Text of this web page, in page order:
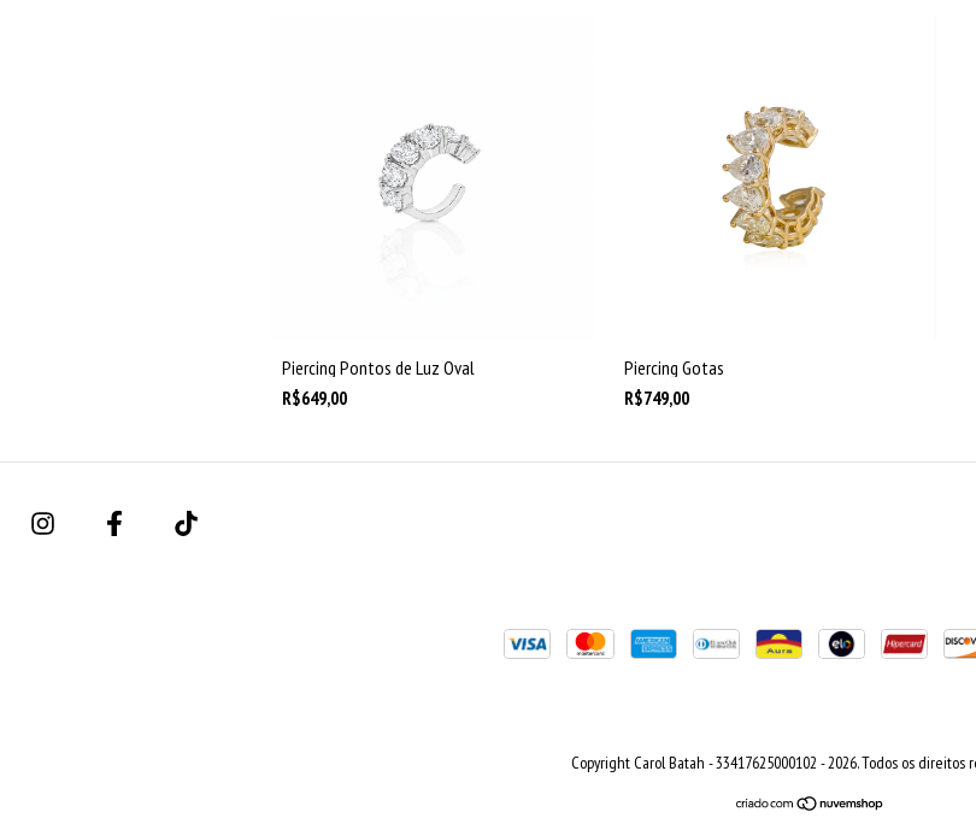
Piercing Pontos de Luz Oval
R$649,00
Piercing Gotas
R$749,00
Copyright Carol Batah - 33417625000102 - 2026. Todos os direitos